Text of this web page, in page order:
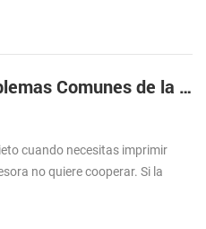
Solucionar Cuatro Problemas Comunes de la Impresora
cuando necesitas imprimir
no quiere cooperar. Si la